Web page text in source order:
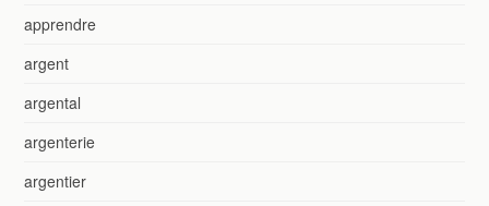
apprendre
argent
argental
argenterie
argentier